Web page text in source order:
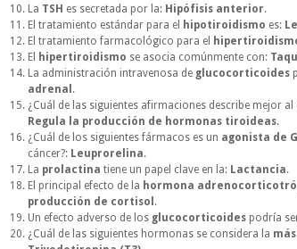
La TSH es secretada por la: Hipófisis anterior.
El tratamiento estándar para el hipotiroidismo es:
El tratamiento farmacológico para el
El hipertiroidismo se asocia comúnmente con:
La administración intravenosa de glucocorticoides
adrenal .
¿Cuál de las siguientes afirmaciones describe mejor al
Regula la producción de hormonas tiroideas.
¿Cuál de los siguientes fármacos es un agonista de
cáncer?: Leuprorelina.
La prolactina tiene un papel clave en la: Lactancia.
El principal efecto de la hormona
producción de cortisol .
Un efecto adverso de los glucocorticoides podría
¿Cuál de las siguientes hormonas se considera la